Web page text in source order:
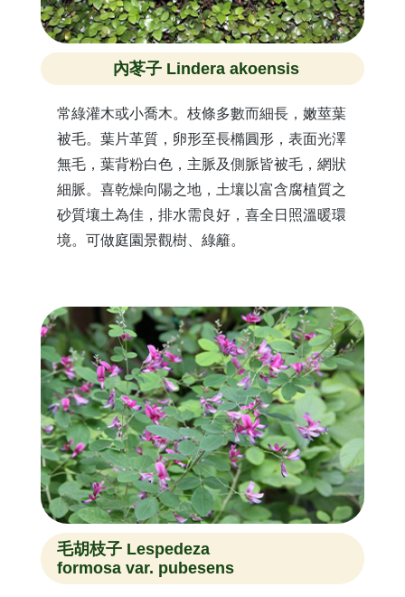
內苳子 Lindera akoensis
常綠灌木或小喬木。枝條多數而細長，嫩莖葉
被毛。葉片革質，卵形至長橢圓形，表面光澤
無毛，葉背粉白色，主脈及側脈皆被毛，網狀
細脈。喜乾燥向陽之地，土壤以富含腐植質之
砂質壤土為佳，排水需良好，喜全日照溫暖環
境。可做庭園景觀樹、綠籬。
毛胡枝子 Lespedeza
formosa var. pubesens